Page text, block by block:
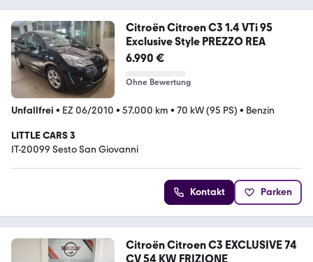
Citroën Citroen C3 1.4 VTi 95
Exclusive Style PREZZO REA
6.990 €
Ohne Bewertung
Unfallfrei • EZ 06/2010 • 57.000 km • 70 kW (95 PS) • Benzin
LITTLE CARS 3
IT-20099 Sesto San Giovanni
Kontakt Parken
Citroën Citroen C3 EXCLUSIVE 74
CV 54 KW FRIZIONE